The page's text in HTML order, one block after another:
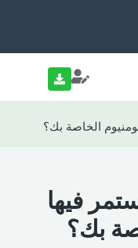
الخاصة بك؟
فيها
بك؟